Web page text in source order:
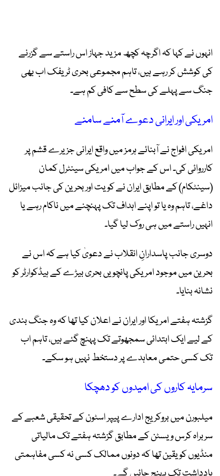
انہوں نے کہا کہ اگرچہ کچھ مزید جہاز اس راستے سے گزرنے
کی کوشش کر رہے ہیں، تاہم مجموعی بحری ٹریفک اب بھی
جنگ سے پہلے کی سطح سے کافی کم ہے۔
امریکی اور ایرانی دعوے آمنے سامنے
امریکی افواج نے آبنائے ہرمز میں واقع ایرانی جزیرے قشم پر
کارروائی کی۔ اس کے جواب میں امریکی سینٹرل کمان
(سینٹکام) کے مطابق ایران نے کویت اور بحرین کی جانب میزائل
داغے، تاہم وہ یا تو اپنے اہداف تک پہنچنے میں ناکام رہے یا
انہیں راستے میں ہی روک لیا گیا۔
دوسری جانب پاسدارانِ انقلاب نے دعویٰ کیا ہے کہ اس نے
بحرین میں موجود امریکی پانچویں بحری بیڑے کے ہیڈکوارٹر کو
نشانہ بنایا۔
گزشتہ ہفتے امریکا اور ایران نے اعلان کیا تھا کہ وہ جنگ بندی
کے لیے ایک ابتدائی سمجھوتے تک پہنچ گئے ہیں، تاہم اب
تک کسی حتمی معاہدے پر دستخط نہیں ہو سکے۔
سرمایہ کاروں کی امیدوں کو دھچکا
میلبورن میں بروکریج ادارے پیپر اسٹون کے تحقیقی شعبے کے
سربراہ کرس ویسٹن کے مطابق گزشتہ ہفتے تک مالیاتی
منڈیوں کو یقین تھا کہ دونوں ممالک کسی نہ کسی مفاہمتی